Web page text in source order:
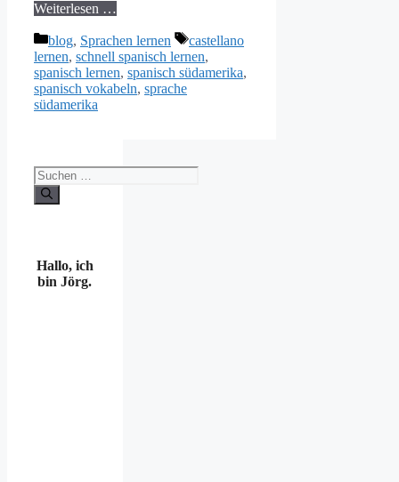
Weiterlesen …
Kategorien
blog, Sprachen lernen Schlagwörter
castellano
lernen, schnell spanisch lernen,
spanisch lernen, spanisch südamerika,
spanisch vokabeln, sprache
südamerika
Suchen
nach:
Hallo, ich
bin Jörg.